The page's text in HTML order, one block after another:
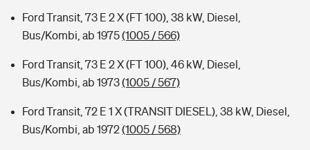
Ford Transit, 73 E 2 X (FT 100), 38 kW, Diesel,
Bus/Kombi, ab 1975(1005 / 566)
Ford Transit, 73 E 2 X (FT 100), 46 kW, Diesel,
Bus/Kombi, ab 1973(1005 / 567)
Ford Transit, 72 E 1 X (TRANSIT DIESEL), 38 kW, Diesel,
Bus/Kombi, ab 1972(1005 / 568)